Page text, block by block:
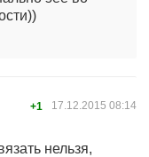
17.12.2015 08:14
+1
нельзя,